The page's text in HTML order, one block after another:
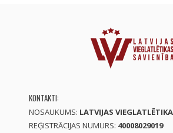
KONTAKTI:
NOSAUKUMS: LATVIJAS
REĢISTRĀCIJAS NUMURS: 40008029019